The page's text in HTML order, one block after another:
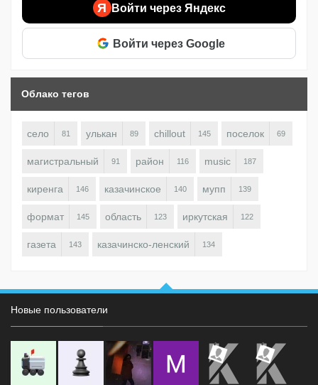
Я Войти через Яндекс
Войти через Google
Облако тегов
село 81 улькан 89 chillout 145 поселок 69
магистральный 91 район 116 music 187
киренга 146 казачинское 140 мупп 139
формат 145 область 123 иркутская 122
газета 143 казачинско-ленский 134
Новые пользователи